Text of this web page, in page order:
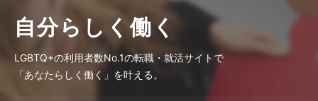
自分らしく働く
LGBTQ+の利用者数No.1の転職・就活サイトで
「あなたらしく働く」を叶える。